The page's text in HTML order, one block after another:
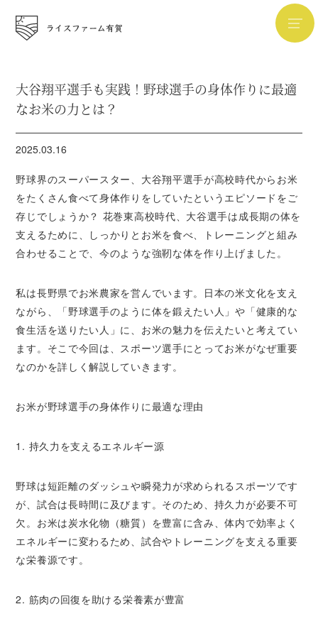
大谷翔平選手も実践！野球選手の身体作りに最適
なお米の力とは？
2025.03.16
野球界のスーパースター、大谷翔平選手が高校時代からお米
をたくさん食べて身体作りをしていたというエピソードをご
存じでしょうか？ 花巻東高校時代、大谷選手は成長期の体を
支えるために、しっかりとお米を食べ、トレーニングと組み
合わせることで、今のような強靭な体を作り上げました。
私は長野県でお米農家を営んでいます。日本の米文化を支え
ながら、「野球選手のように体を鍛えたい人」や「健康的な
食生活を送りたい人」に、お米の魅力を伝えたいと考えてい
ます。そこで今回は、スポーツ選手にとってお米がなぜ重要
なのかを詳しく解説していきます。
お米が野球選手の身体作りに最適な理由
1. 持久力を支えるエネルギー源
野球は短距離のダッシュや瞬発力が求められるスポーツです
が、試合は長時間に及びます。そのため、持久力が必要不可
欠。お米は炭水化物（糖質）を豊富に含み、体内で効率よく
エネルギーに変わるため、試合やトレーニングを支える重要
な栄養源です。
2. 筋肉の回復を助ける栄養素が豊富